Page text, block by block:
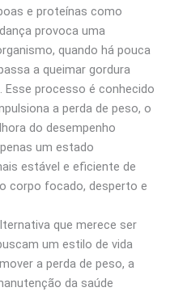
e proteínas como
provoca uma
quando há pouca
a queimar gordura
processo é conhecido
a perda de peso, o
do desempenho
um estado
estável e eficiente de
corpo focado, desperto e
que merece ser
um estilo de vida
a perda de peso, a
da saúde